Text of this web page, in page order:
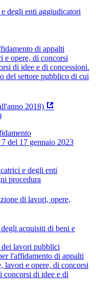
degli enti aggiudicatori
di appalti
opere, di concorsi
di idee e di concessioni.
del settore pubblico di cui
2018)
del 17 gennaio 2023
e degli enti
procedura
di lavori, opere,
acquisiti di beni e
dei lavori pubblici
l'affidamento di appalti
lavori e opere, di concorsi
concorsi di idee e di